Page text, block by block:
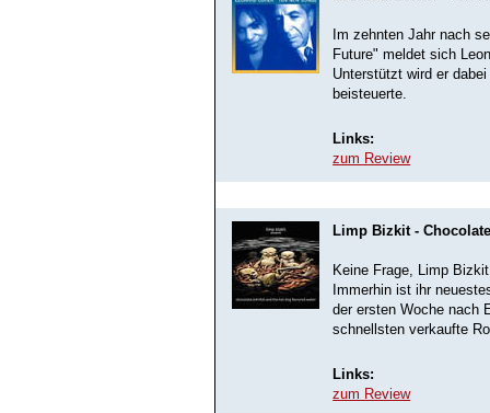
Im zehnten Jahr nach
Future" meldet sich
Unterstützt wird er
beisteuerte.
Links:
zum Review
Limp Bizkit -
Keine Frage, Limp
Immerhin ist ihr
der ersten Woche nach
schnellsten verkaufte
Links:
zum Review